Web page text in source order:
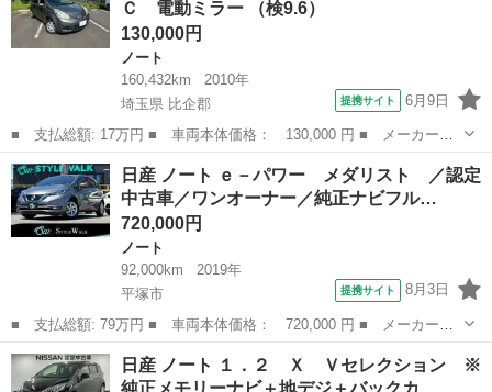
ｏｏｔｈ...
Ｃ 電動ミラー （検9.6）
130,000円
ノート
160,432km
2010年
埼玉県 比企郡
提携サイト 6月9日
■ 支払総額: 17万円 ■ 車両本体価格： 130,000 円 ■ メーカー
名： 日産 ■ 車種名： ノート ■ グレード名： 車検付き バ
ックカメラ ＥＴＣ 電動ミラー ■ 排気量： 1500cc ■ ドア枚
数： 5...
埼玉 比企郡 ノート
日産 ノート ｅ－パワー メダリスト ／認定
中古車／ワンオーナー／純正ナビフル…
720,000円
ノート
92,000km
2019年
平塚市
提携サイト 8月3日
■ 支払総額: 79万円 ■ 車両本体価格： 720,000 円 ■ メーカー
名： 日産 ■ 車種名： ノート ■ グレード名： ｅ－パワー メ
ダリスト ／認定中古車／ワンオーナー／純正ナビフルセグＴＶ／ア
神奈川 平塚市 ノート
日産 ノート １．２ Ｘ Ｖセレクション ※
純正メモリーナビ＋地デジ＋バックカ…